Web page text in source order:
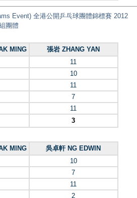
Event) 全港公開乒乓球團體錦標賽 2012
團體
MING
張岩 ZHANG YAN
11
10
11
7
11
3
MING
吳卓軒 NG EDWIN
10
7
11
2